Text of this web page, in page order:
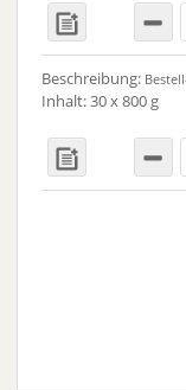
Beschreibung:
Inhalt: 30 x 800 g